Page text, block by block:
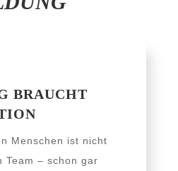
BRAUCHT
Menschen ist nicht
Team – schon gar